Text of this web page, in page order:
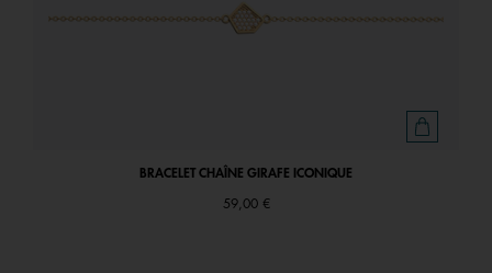
BRACELET CHAÎNE GIRAFE ICONIQUE
59,00 €